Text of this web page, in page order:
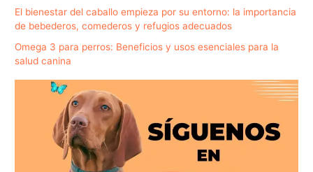
El bienestar del caballo empieza por su entorno: la importancia
de bebederos, comederos y refugios adecuados
Omega 3 para perros: Beneficios y usos esenciales para la
salud canina